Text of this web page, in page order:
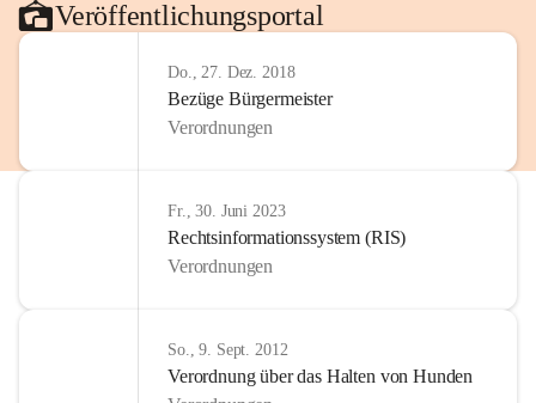
Veröffentlichungsportal
Do., 27. Dez. 2018
Bezüge Bürgermeister
Verordnungen
Fr., 30. Juni 2023
Rechtsinformationssystem (RIS)
Verordnungen
So., 9. Sept. 2012
Verordnung über das Halten von Hunden